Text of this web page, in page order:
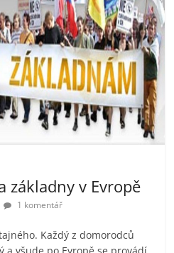
základny v Evropě
1 komentář
Každý z domorodců